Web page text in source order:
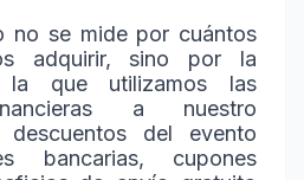
no se mide por cuántos
adquirir, sino por la
la que utilizamos las
a nuestro
descuentos del evento
bancarias, cupones